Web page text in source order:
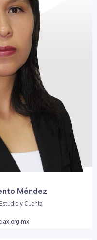
Méndez
y Cuenta